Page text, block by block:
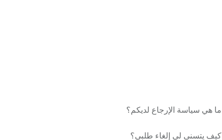
ما هي سياسة الإرجاع لديكم؟
كيف يتسنى لي إلغاء طلبي؟